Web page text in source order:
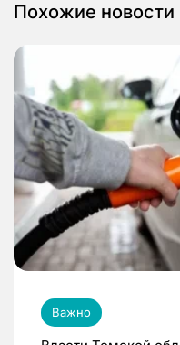
Похожие новости
Важно